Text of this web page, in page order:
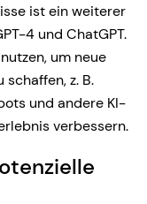
ist ein weiterer
4 und ChatGPT.
um neue
z. B.
und andere KI-
verbessern.